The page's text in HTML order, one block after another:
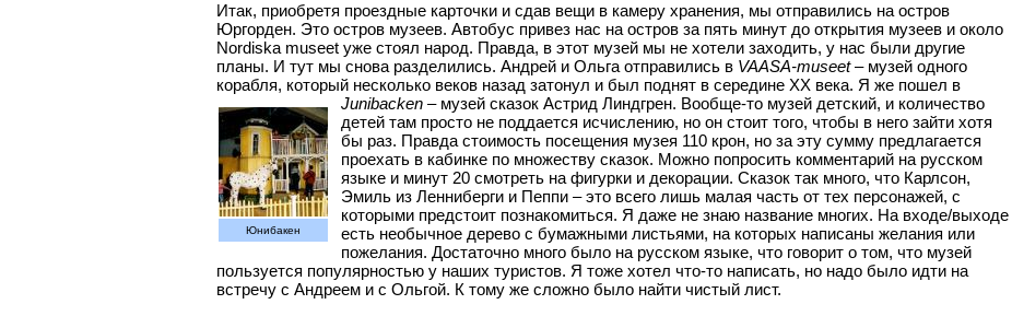
Итак, приобретя проездные карточки и сдав вещи в камеру хранения, мы отправились на остров
Юргорден. Это остров музеев. Автобус привез нас на остров за пять минут до открытия музеев и около
Nordiska museet уже стоял народ. Правда, в этот музей мы не хотели заходить, у нас были другие
планы. И тут мы снова разделились. Андрей и Ольга отправились в VAASA-museet– музей одного
корабля, который несколько веков назад затонул и был поднят в середине XX века. Я же пошел в
Junibacken – музей сказок Астрид Линдгрен.
Юнибакен
Вообще-то музей детский, и количество
детей там просто не поддается исчислению, но он стоит того, чтобы в него зайти хотя
бы раз. Правда стоимость посещения музея 110 крон, но за эту сумму предлагается
проехать в кабинке по множеству сказок. Можно попросить комментарий на русском
языке и минут 20 смотреть на фигурки и декорации. Сказок так много, что Карлсон,
Эмиль из Ленниберги и Пеппи – это всего лишь малая часть от тех персонажей, с
которыми предстоит познакомиться. Я даже не знаю название многих. На входе/выходе
есть необычное дерево с бумажными листьями, на которых написаны желания или
пожелания. Достаточно много было на русском языке, что говорит о том, что музей
пользуется популярностью у наших туристов. Я тоже хотел что-то написать, но надо было идти на
встречу с Андреем и с Ольгой. К тому же сложно было найти чистый лист.